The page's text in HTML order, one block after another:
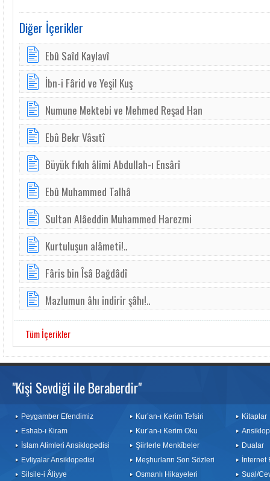
Diğer İçerikler
Ebû Saîd Kaylavî
İbn-i Fârid ve Yeşil Kuş
Numune Mektebi ve Mehmed Reşad Han
Ebû Bekr Vâsıtî
Büyük fıkıh âlimi Abdullah-ı Ensârî
Ebû Muhammed Talhâ
Sultan Alâeddin Muhammed Harezmi
Kurtuluşun alâmeti!..
Fâris bin Îsâ Bağdâdî
Mazlumun âhı indirir şâhı!..
Tüm İçerikler
"Kişi Sevdiği ile Beraberdir"
Peygamber Efendimiz
Eshab-ı Kiram
İslam Alimleri Ansiklopedisi
Evliyalar Ansiklopedisi
Silsile-i Âliyye
Kur’an-ı Kerim Tefsiri
Kur’an-ı Kerim Oku
Şiirlerle Menkîbeler
Meşhurların Son Sözleri
Osmanlı Hikayeleri
Kitaplar
Dualar
İnternet
Sual/